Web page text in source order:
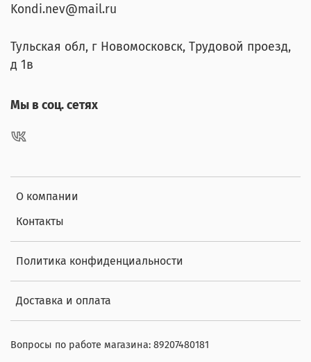
О компании
Контакты
Политика конфиденциальности
Доставка и оплата
Kondi.nev@mail.ru
Тульская обл, г Новомосковск, Трудовой проезд,
д 1в
Мы в соц. сетях
Вопросы по работе магазина: 89207480181